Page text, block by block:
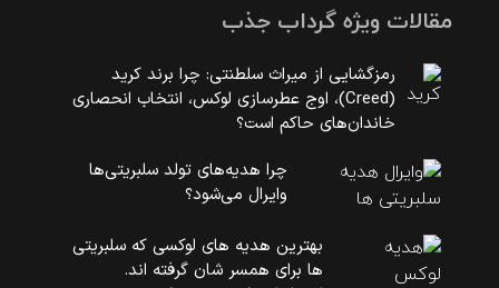
مقالات ویژه گرداب جذب
رمزگشایی از میراث سلطنتی: چرا برند کرید
(Creed)، اوج عطرسازی لوکس، انتخاب انحصاری
خاندان‌های حاکم است؟
چرا هدیه‌های تولد سلبریتی‌ها
وایرال می‌شود؟
بهترین هدیه های لوکسی که سلبریتی
ها برای همسر شان گرفته اند.